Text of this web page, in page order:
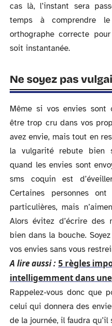
cas là, l’instant sera
temps à comprendre
orthographe correcte
soit instantanée.
Ne soyez pas
Même si vos envies sont
être trop cru dans vos
avez envie, mais tout en
la vulgarité rebute bien
quand les envies sont
sms coquin est
Certaines personnes
particulières, mais
Alors évitez d’écrire des
bien dans la bouche.
vos envies sans vous
A lire aussi : 5 règles
intelligemment dans
Rappelez-vous donc que
celui qui donnera des
de la journée, il faudra qu’il